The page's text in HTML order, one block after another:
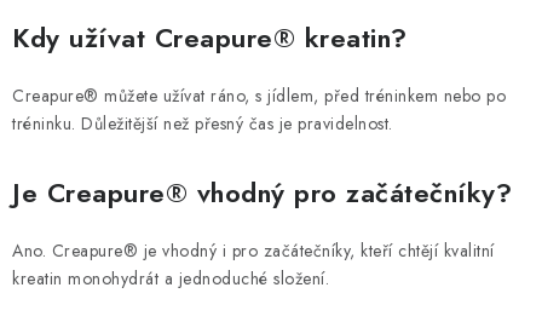
Kdy užívat Creapure® kreatin?
Creapure® můžete užívat ráno, s jídlem, před tréninkem nebo po
tréninku. Důležitější než přesný čas je pravidelnost.
Je Creapure® vhodný pro začátečníky?
Ano. Creapure® je vhodný i pro začátečníky, kteří chtějí kvalitní
kreatin monohydrát a jednoduché složení.